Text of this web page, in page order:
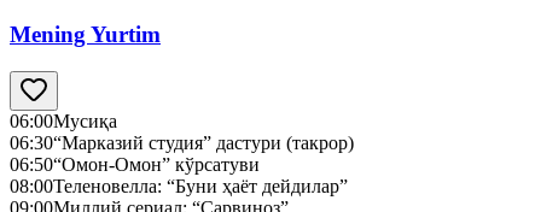
Mening Yurtim
06:00Мусиқа
06:30“Марказий студия” дастури (такрор)
06:50“Омон-Омон” кўрсатуви
08:00Теленовелла: “Буни ҳаёт дейдилар”
09:00Миллий сериал: “Сарвиноз”